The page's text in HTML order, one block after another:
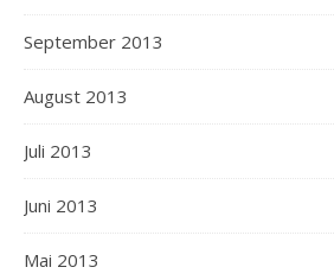
September 2013
August 2013
Juli 2013
Juni 2013
Mai 2013